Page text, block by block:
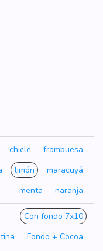
chicle
frambuesa
limón
maracuyá
menta
naranja
Con fondo 7x10
Fondo + Cocoa